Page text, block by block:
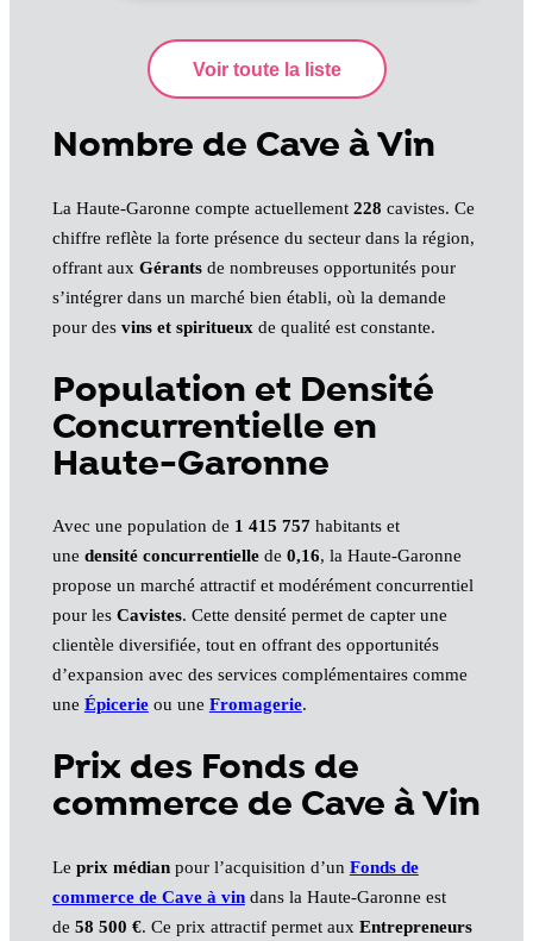
Nombre de Cave à Vin
La Haute-Garonne compte actuellement 228 cavistes. Ce
chiffre reflète la forte présence du secteur dans la région,
offrant aux Gérantsde nombreuses opportunités pour
s’intégrer dans un marché bien établi, où la demande
pour des vins et spiritueux de qualité est constante.
Population et Densité
Concurrentielle en
Haute-Garonne
Avec une population de 1 415 757habitants et
une densité concurrentiellede 0,16, la Haute-Garonne
propose un marché attractif et modérément concurrentiel
pour les Cavistes. Cette densité permet de capter une
clientèle diversifiée, tout en offrant des opportunités
d’expansion avec des services complémentaires comme
une Épicerieou une Fromagerie.
Prix des Fonds de
commerce de Cave à Vin
Le prix médianpour l’acquisition d’un Fonds de
commerce de Cave à vindans la Haute-Garonne est
de 58 500 €. Ce prix attractif permet aux Entrepreneurs